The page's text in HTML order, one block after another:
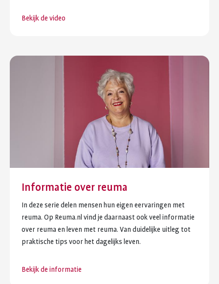
Bekijk de video
Informatie over reuma
In deze serie delen mensen hun eigen eervaringen met
reuma. Op Reuma.nl vind je daarnaast ook veel informatie
over reuma en leven met reuma. Van duidelijke uitleg tot
praktische tips voor het dagelijks leven.
Bekijk de informatie